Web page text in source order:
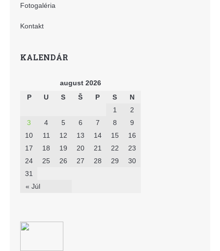
Fotogaléria
Kontakt
KALENDÁR
august 2026
P
U S Š P S N
« Júl
1
2
3
4 5 6 7 8
9
10
11 12 13 14 15
16
17
18 19 20 21 22
23
24
25 26 27 28 29
30
31